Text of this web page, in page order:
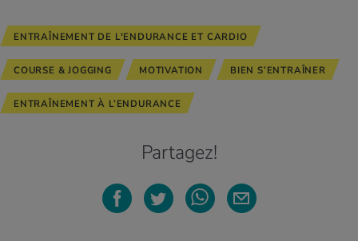
ENTRAÎNEMENT DE L'ENDURANCE ET CARDIO
COURSE & JOGGING MOTIVATION BIEN S’ENTRAÎNER
ENTRAÎNEMENT À L’ENDURANCE
Partagez!